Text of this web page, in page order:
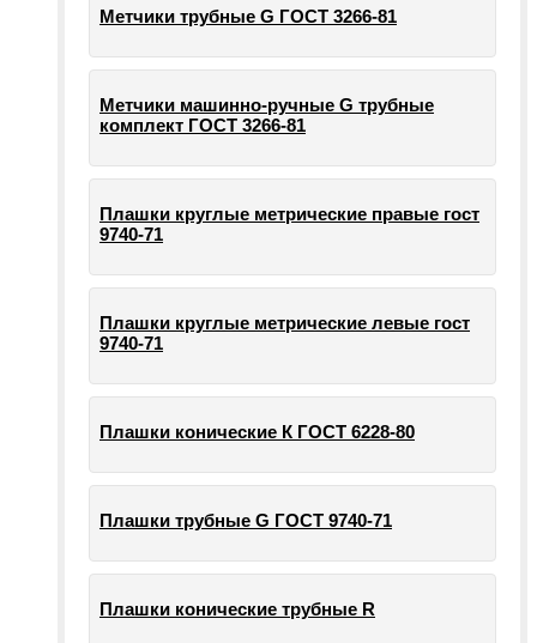
Метчики трубные G ГОСТ 3266-81
Метчики машинно-ручные G трубные
комплект ГОСТ 3266-81
Плашки круглые метрические правые гост
9740-71
Плашки круглые метрические левые гост
9740-71
Плашки конические К ГОСТ 6228-80
Плашки трубные G ГОСТ 9740-71
Плашки конические трубные R